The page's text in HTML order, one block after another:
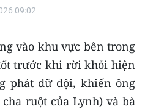
09:02
vào khu vực bên trong
trước khi rời khỏi hiện
phát dữ dội, khiến ông
ruột của Lynh) và bà